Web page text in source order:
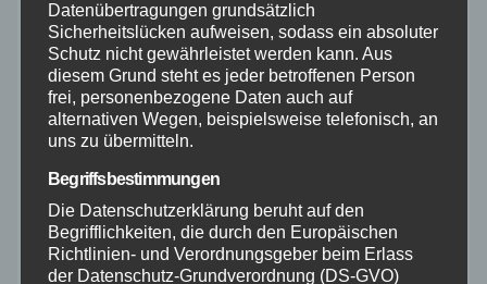
Altenkirchen
Bundespolizei
Hilfsorganisationen
Mayen-Koblenz
Datenübertragungen grundsätzlich
Sicherheitslücken aufweisen, sodass ein absoluter
Schutz nicht gewährleistet werden kann. Aus
diesem Grund steht es jeder betroffenen Person
frei, personenbezogene Daten auch auf
alternativen Wegen, beispielsweise telefonisch, an
uns zu übermitteln.
Begriffsbestimmungen
Die Datenschutzerklärung beruht auf den
Begrifflichkeiten, die durch den Europäischen
Richtlinien- und Verordnungsgeber beim Erlass
der Datenschutz-Grundverordnung (DS-GVO)